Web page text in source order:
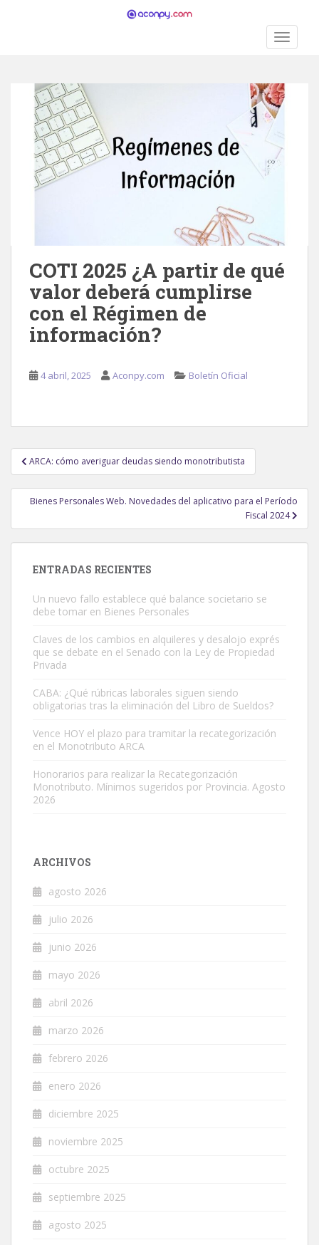
COTI 2025 ¿A partir de qué
valor deberá cumplirse
con el Régimen de
información?
4 abril, 2025 Aconpy.com Boletín Oficial
Navegación
de
entradas
ARCA: cómo averiguar deudas siendo monotributista
Bienes Personales Web. Novedades del aplicativo para el Período
Fiscal 2024
ENTRADAS RECIENTES
Un nuevo fallo establece qué balance societario se
debe tomar en Bienes Personales
Claves de los cambios en alquileres y desalojo exprés
que se debate en el Senado con la Ley de Propiedad
Privada
CABA: ¿Qué rúbricas laborales siguen siendo
obligatorias tras la eliminación del Libro de Sueldos?
Vence HOY el plazo para tramitar la recategorización
en el Monotributo ARCA
Honorarios para realizar la Recategorización
Monotributo. Mínimos sugeridos por Provincia. Agosto
2026
ARCHIVOS
agosto 2026
julio 2026
junio 2026
mayo 2026
abril 2026
marzo 2026
febrero 2026
enero 2026
diciembre 2025
noviembre 2025
octubre 2025
septiembre 2025
agosto 2025